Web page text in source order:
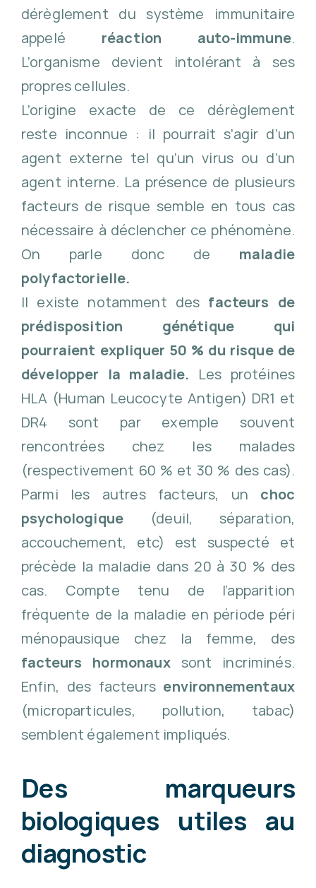
dérèglement du système immunitaire
appelé réaction auto-immune.
L’organisme devient intolérant à ses
propres cellules.
L’origine exacte de ce dérèglement
reste inconnue : il pourrait s’agir d’un
agent externe tel qu’un virus ou d’un
agent interne. La présence de plusieurs
facteurs de risque semble en tous cas
nécessaire à déclencher ce phénomène.
On parle donc de maladie
polyfactorielle.
Il existe notamment des facteurs de
prédisposition génétique qui
pourraient expliquer 50 % du risque de
développer la maladie. Les protéines
HLA (Human Leucocyte Antigen) DR1 et
DR4 sont par exemple souvent
rencontrées chez les malades
(respectivement 60 % et 30 % des cas).
Parmi les autres facteurs, un choc
psychologique (deuil, séparation,
accouchement, etc) est suspecté et
précède la maladie dans 20 à 30 % des
cas. Compte tenu de l’apparition
fréquente de la maladie en période péri
ménopausique chez la femme, des
facteurs hormonauxsont incriminés.
Enfin, des facteurs environnementaux
(microparticules, pollution, tabac)
semblent également impliqués.
Des marqueurs
biologiques utiles au
diagnostic